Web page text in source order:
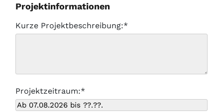
Projektinformationen
Kurze Projektbeschreibung:*
Projektzeitraum:*